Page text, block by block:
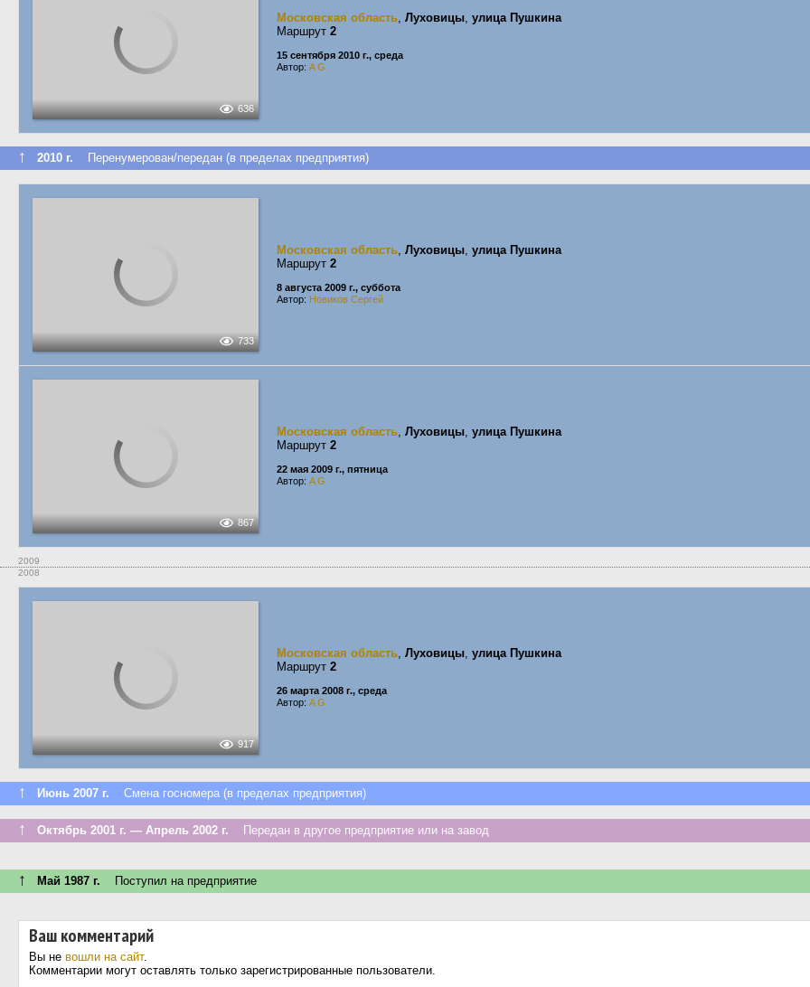
636
Московская область, Луховицы, улица Пушкина
Маршрут 2
15 сентября 2010 г., среда
Автор: A G
↑ 2010 г. Перенумерован/передан (в пределах предприятия)
733
Московская область, Луховицы, улица Пушкина
Маршрут 2
8 августа 2009 г., суббота
Автор: Новиков Сергей
867
Московская область, Луховицы, улица Пушкина
Маршрут 2
22 мая 2009 г., пятница
Автор: A G
2009
2008
917
Московская область, Луховицы, улица Пушкина
Маршрут 2
26 марта 2008 г., среда
Автор: A G
↑ Июнь 2007 г. Смена госномера (в пределах предприятия)
↑ Октябрь 2001 г. — Апрель 2002 г. Передан в другое предприятие или на завод
↑ Май 1987 г. Поступил на предприятие
Ваш комментарий
Вы не вошли на сайт.
Комментарии могут оставлять только зарегистрированные пользователи.